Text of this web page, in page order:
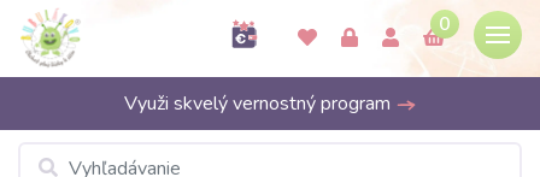
0
Využi skvelý vernostný program